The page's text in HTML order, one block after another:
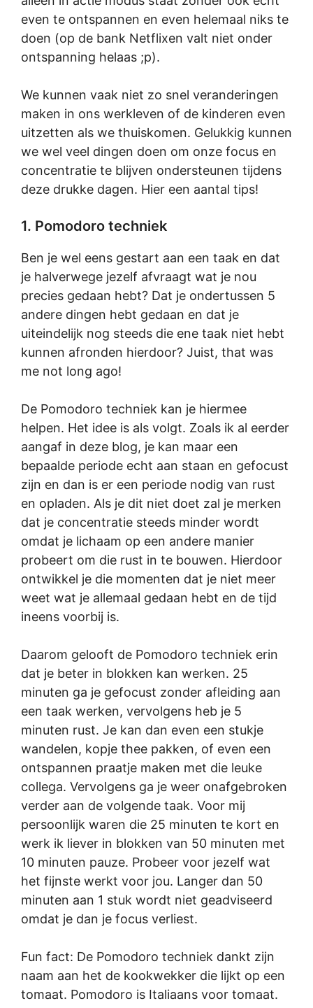
even te ontspannen en even helemaal niks te
doen (op de bank Netflixen valt niet onder
ontspanning helaas ;p).
We kunnen vaak niet zo snel veranderingen
maken in ons werkleven of de kinderen even
uitzetten als we thuiskomen. Gelukkig kunnen
we wel veel dingen doen om onze focus en
concentratie te blijven ondersteunen tijdens
deze drukke dagen. Hier een aantal tips!
1. Pomodoro techniek
Ben je wel eens gestart aan een taak en dat
je halverwege jezelf afvraagt wat je nou
precies gedaan hebt? Dat je ondertussen 5
andere dingen hebt gedaan en dat je
uiteindelijk nog steeds die ene taak niet hebt
kunnen afronden hierdoor? Juist, that was
me not long ago!
De Pomodoro techniek kan je hiermee
helpen. Het idee is als volgt. Zoals ik al eerder
aangaf in deze blog, je kan maar een
bepaalde periode echt aan staan en gefocust
zijn en dan is er een periode nodig van rust
en opladen. Als je dit niet doet zal je merken
dat je concentratie steeds minder wordt
omdat je lichaam op een andere manier
probeert om die rust in te bouwen. Hierdoor
ontwikkel je die momenten dat je niet meer
weet wat je allemaal gedaan hebt en de tijd
ineens voorbij is.
Daarom gelooft de Pomodoro techniek erin
dat je beter in blokken kan werken. 25
minuten ga je gefocust zonder afleiding aan
een taak werken, vervolgens heb je 5
minuten rust. Je kan dan even een stukje
wandelen, kopje thee pakken, of even een
ontspannen praatje maken met die leuke
collega. Vervolgens ga je weer onafgebroken
verder aan de volgende taak. Voor mij
persoonlijk waren die 25 minuten te kort en
werk ik liever in blokken van 50 minuten met
10 minuten pauze. Probeer voor jezelf wat
het fijnste werkt voor jou. Langer dan 50
minuten aan 1 stuk wordt niet geadviseerd
omdat je dan je focus verliest.
Fun fact: De Pomodoro techniek dankt zijn
naam aan het de kookwekker die lijkt op een
tomaat. Pomodoro is Italiaans voor tomaat.